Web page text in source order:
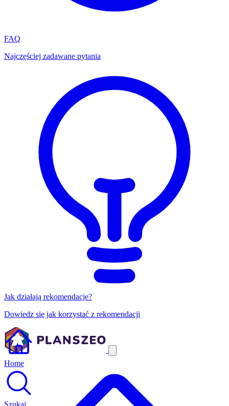
FAQ
Najczęściej zadawane pytania
Jak działają rekomendacje?
Dowiedz się jak korzystać z rekomendacji
Home
Szukaj